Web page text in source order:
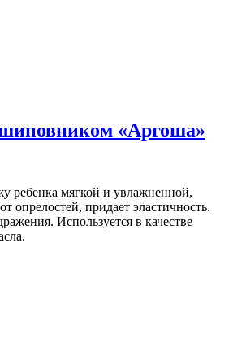
«Аргоша»
ребенка мягкой и увлажненной,
опрелостей, придает эластичность.
Используется в качестве